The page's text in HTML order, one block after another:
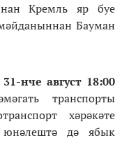
Кремль яр буе
Бауман
нче август 18:00
транспорты
хәрәкәте
дә ябык